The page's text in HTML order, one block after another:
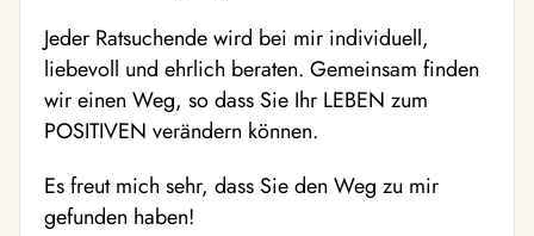
Jeder Ratsuchende wird bei mir individuell,
liebevoll und ehrlich beraten. Gemeinsam finden
wir einen Weg, so dass Sie Ihr LEBEN zum
POSITIVEN verändern können.
Es freut mich sehr, dass Sie den Weg zu mir
gefunden haben!